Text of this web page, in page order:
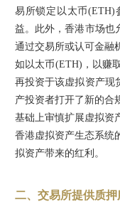
易所锁定以太币(ETH)
益。此外，香港市场也
通过交易所或认可金融
如以太币(ETH)，以赚
再投资于该虚拟资产现
产投资者打开了新的合
基础上审慎扩展虚拟资
香港虚拟资产生态系统
拟资产带来的红利。
二、交易所提供质押